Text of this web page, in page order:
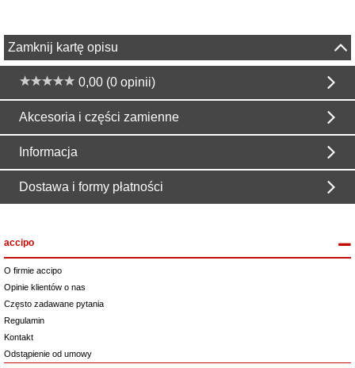
Zamknij kartę opisu
0,00 (0 opinii)
Akcesoria i części zamienne
Informacja
Dostawa i formy płatności
accipo
O firmie accipo
Opinie klientów o nas
Często zadawane pytania
Regulamin
Kontakt
Odstąpienie od umowy